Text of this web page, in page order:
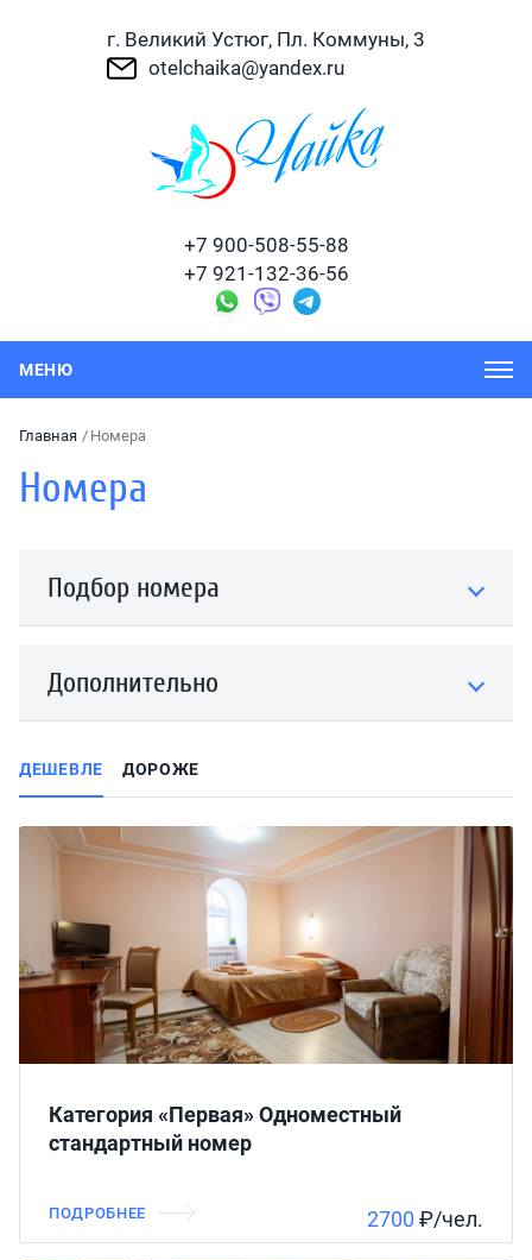
г. Великий Устюг, Пл. Коммуны, 3
otelchaika@yandex.ru
+7 900-508-55-88
+7 921-132-36-56
Главная Номера
Номера
Подбор номера
Дополнительно
ДЕШЕВЛЕ ДОРОЖЕ
Категория «Первая» Одноместный
стандартный номер
ПОДРОБНЕЕ 2700 ₽/чел.